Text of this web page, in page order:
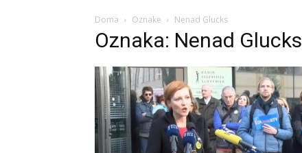
Doma Oznake Nenad Glucks
Oznaka: Nenad Glucks